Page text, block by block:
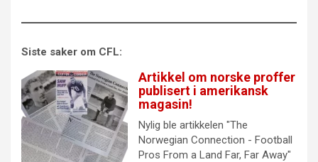
Siste saker om CFL:
Artikkel om norske proffer
publisert i amerikansk
magasin!
Nylig ble artikkelen "The
Norwegian Connection - Football
Pros From a Land Far, Far Away"